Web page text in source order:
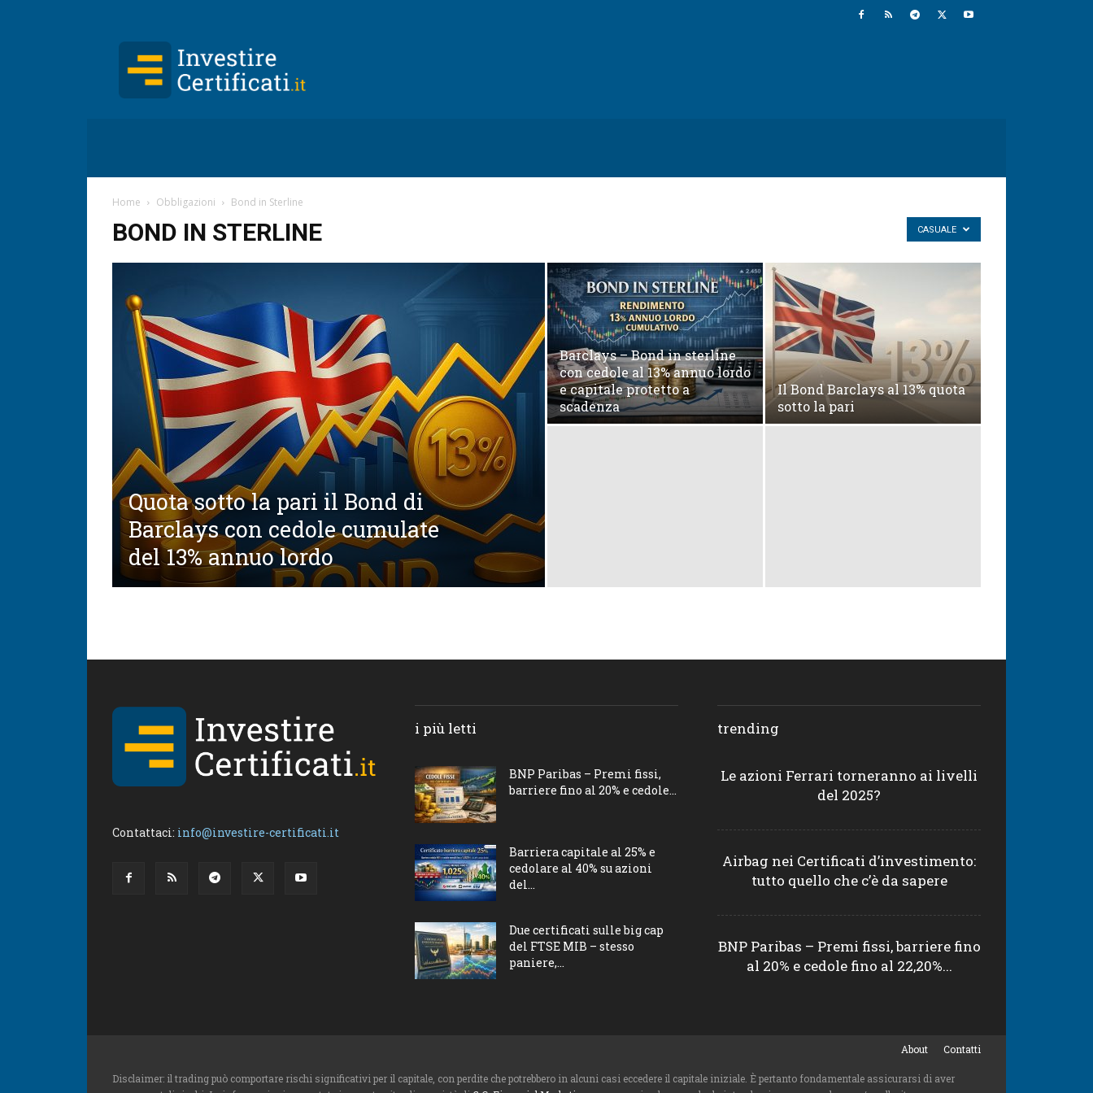
Certificati.it
Home Obbligazioni Bond in Sterline
BOND IN STERLINE CASUALE
Quota sotto la pari il Bond di
Barclays con cedole cumulate
del 13% annuo lordo
Barclays – Bond in sterline
con cedole al 13% annuo lordo
e capitale protetto a
scadenza
Il Bond Barclays al 13% quota
sotto la pari
Contattaci: info@investire-certificati.it
i più letti
BNP Paribas – Premi fissi,
barriere fino al 20% e cedole...
Barriera capitale al 25% e
cedolare al 40% su azioni
del...
Due certificati sulle big cap
del FTSE MIB – stesso
paniere,...
trending
Le azioni Ferrari torneranno ai livelli
del 2025?
Airbag nei Certificati d’investimento:
tutto quello che c’è da sapere
BNP Paribas – Premi fissi, barriere fino
al 20% e cedole fino al 22,20%...
About Contatti
Disclaimer: il trading può comportare rischi significativi per il capitale, con perdite che potrebbero in alcuni casi eccedere il capitale iniziale. È pertanto fondamentale assicurarsi di aver